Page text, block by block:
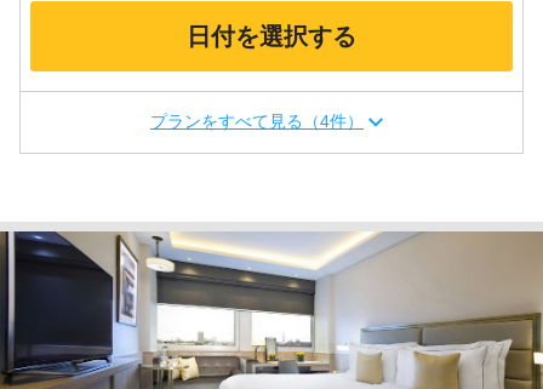
日付を選択する
プランをすべて見る（4件）